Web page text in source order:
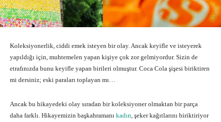
Koleksiyonerlik, ciddi emek isteyen bir olay. Ancak keyifle ve isteyerek
yapıldığı için, muhtemelen yapan kişiye çok zor gelmiyordur. Sizin de
etrafınızda bunu keyifle yapan birileri olmuştur. Coca Cola şişesi biriktiren
mi dersiniz; eski paraları toplayan mı…
Ancak bu hikayedeki olay sıradan bir koleksiyoner olmaktan bir parça
daha farklı. Hikayemizin başkahramanı kadın , şeker kağıtlarını biriktiriyor